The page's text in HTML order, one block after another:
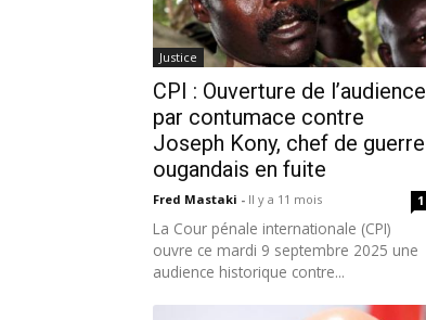
Justice
CPI : Ouverture de l’audience
par contumace contre
Joseph Kony, chef de guerre
ougandais en fuite
Fred Mastaki - Il y a 11 mois 1
La Cour pénale internationale (CPI)
ouvre ce mardi 9 septembre 2025 une
audience historique contre...